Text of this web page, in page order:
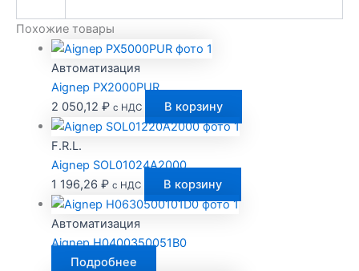
Похожие товары
Автоматизация
Aignep PX2000PUR
2 050,12 ₽ с НДС В корзину
F.R.L.
Aignep SOL01024A2000
1 196,26 ₽ с НДС В корзину
Автоматизация
Aignep H0400350051B0
Подробнее